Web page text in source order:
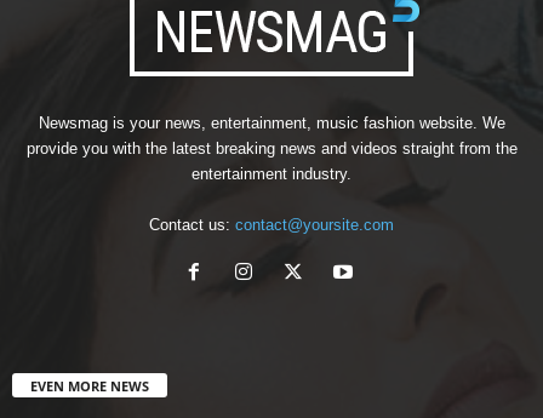
Newsmag is your news, entertainment, music fashion website. We
provide you with the latest breaking news and videos straight from the
entertainment industry.
Contact us: contact@yoursite.com
EVEN MORE NEWS